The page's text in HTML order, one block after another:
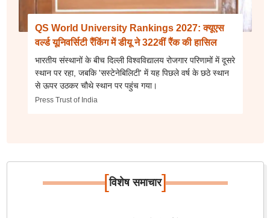
QS World University Rankings 2027: क्यूएस
वर्ल्ड यूनिवर्सिटी रैंकिंग में डीयू ने 322वीं रैंक की हासिल
भारतीय संस्थानों के बीच दिल्ली विश्वविद्यालय रोजगार परिणामों में दूसरे
स्थान पर रहा, जबकि 'सस्टेनेबिलिटी' में यह पिछले वर्ष के छठे स्थान
से ऊपर उठकर चौथे स्थान पर पहुंच गया।
Press Trust of India
[विशेष समाचार]